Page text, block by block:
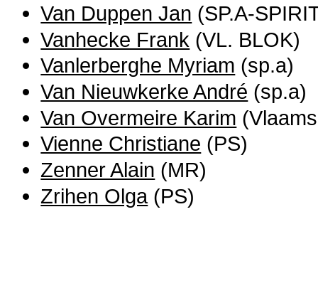
Van Duppen Jan (SP.A-
Vanhecke Frank (VL. BLOK)
Vanlerberghe Myriam (sp.a)
Van Nieuwkerke André (sp.a)
Van Overmeire Karim
Vienne Christiane (PS)
Zenner Alain (MR)
Zrihen Olga (PS)